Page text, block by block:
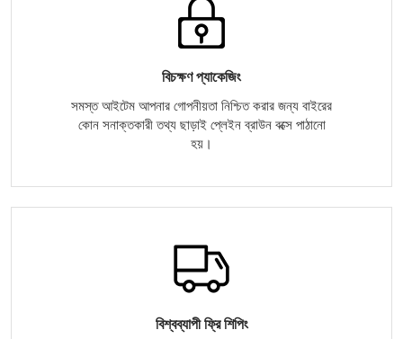
বিচক্ষণ প্যাকেজিং
সমস্ত আইটেম আপনার গোপনীয়তা নিশ্চিত করার জন্য বাইরের
কোন সনাক্তকারী তথ্য ছাড়াই প্লেইন ব্রাউন বক্সে পাঠানো
হয়।
বিশ্বব্যাপী ফ্রি শিপিং